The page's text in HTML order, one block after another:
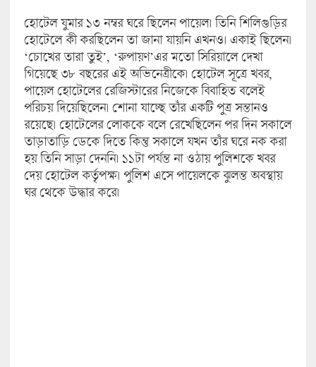
হোটেল যুমার ১৩ নম্বর ঘরে ছিলেন পায়েল। তিনি শিলিগুড়ির
হোটেলে কী করছিলেন তা জানা যায়নি এখনও। একাই ছিলেন।
‘চোখের তারা তুই’, ‘রুপায়ণ’এর মতো সিরিয়ালে দেখা
গিয়েছে ৩৮ বছরের এই অভিনেত্রীকে। হোটেল সূত্রে খবর,
পায়েল হোটেলের রেজিস্টারের নিজেকে বিবাহিত বলেই
পরিচয় দিয়েছিলেন। শোনা যাচ্ছে তাঁর একটি পুত্র সন্তানও
রয়েছে। হোটেলের লোককে বলে রেখেছিলেন পর দিন সকালে
তাড়াতাড়ি ডেকে দিতে কিন্তু সকালে যখন তাঁর ঘরে নক করা
হয় তিনি সাড়া দেননি। ১১টা পর্যন্ত না ওঠায় পুলিশকে খবর
দেয় হোটেল কর্তৃপক্ষ। পুলিশ এসে পায়েলকে ঝুলন্ত অবস্থায়
ঘর থেকে উদ্ধার করে।